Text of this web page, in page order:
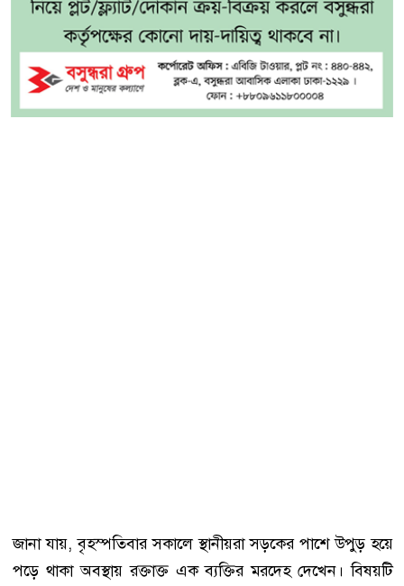
জানা যায়, বৃহস্পতিবার সকালে স্থানীয়রা সড়কের পাশে উপুড় হয়ে
পড়ে থাকা অবস্থায় রক্তাক্ত এক ব্যক্তির মরদেহ দেখেন। বিষয়টি